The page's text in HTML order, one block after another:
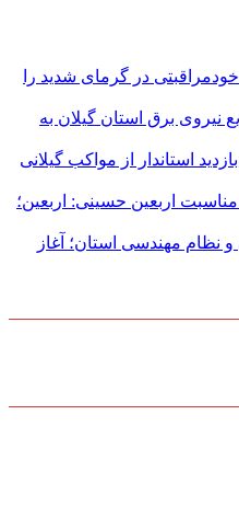
۵۰ توصیه خودمراقبتی در گرمای شدید را
نیروی برق استان گیلان به
استاندار از مواکب گیلانی
مناسبت اربعین حسینی: اربعین؛
و نظام مهندسی استان؛ آغاز